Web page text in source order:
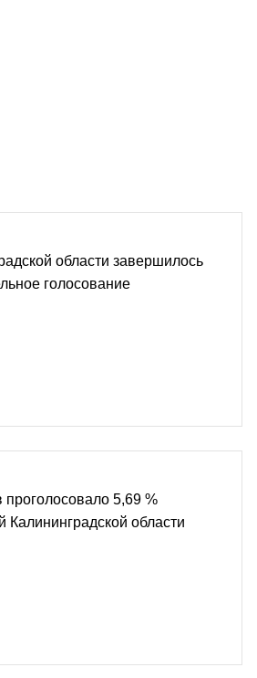
области завершилось
голосование
проголосовало 5,69 %
Калининградской области